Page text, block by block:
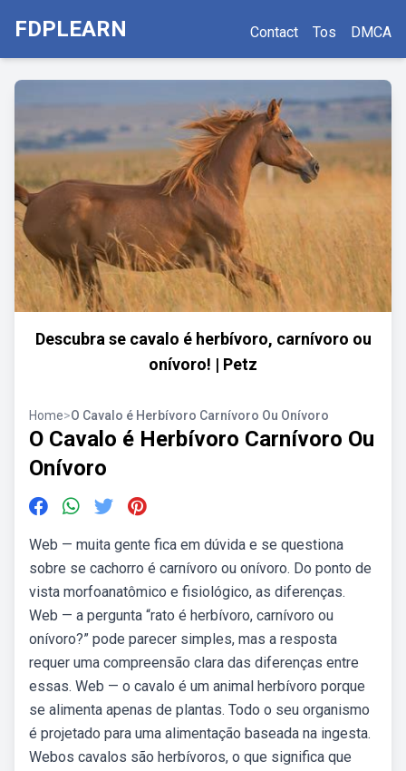
FDPLEARN Contact Tos DMCA
Descubra se cavalo é herbívoro, carnívoro ou
onívoro! | Petz
Home>O Cavalo é Herbívoro Carnívoro Ou Onívoro
O Cavalo é Herbívoro Carnívoro Ou
Onívoro
Web — muita gente fica em dúvida e se questiona
sobre se cachorro é carnívoro ou onívoro. Do ponto de
vista morfoanatômico e fisiológico, as diferenças.
Web — a pergunta “rato é herbívoro, carnívoro ou
onívoro?” pode parecer simples, mas a resposta
requer uma compreensão clara das diferenças entre
essas. Web — o cavalo é um animal herbívoro porque
se alimenta apenas de plantas. Todo o seu organismo
é projetado para uma alimentação baseada na ingesta.
Webos cavalos são herbívoros, o que significa que